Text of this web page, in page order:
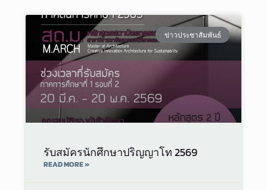
ข่าวประชาสัมพันธ์
รับสมัครนักศึกษาปริญญาโท 2569
READ MORE »